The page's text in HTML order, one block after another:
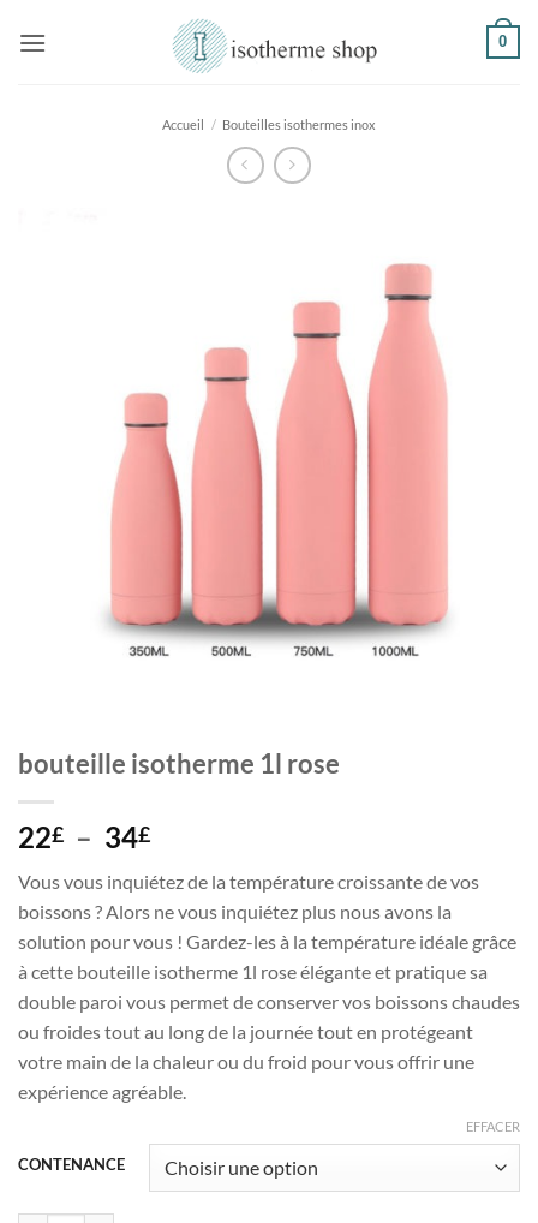
0
Accueil / Bouteilles isothermes inox
bouteille isotherme 1l rose
22£ – 34£Plage
prix :
22£
à
34£
Vous vous inquiétez de la température croissante de vos
boissons ? Alors ne vous inquiétez plus nous avons la
solution pour vous ! Gardez-les à la température idéale grâce
à cette bouteille isotherme 1l rose élégante et pratique sa
double paroi vous permet de conserver vos boissons chaudes
ou froides tout au long de la journée tout en protégeant
votre main de la chaleur ou du froid pour vous offrir une
expérience agréable.
CONTENANCE
EFFACER